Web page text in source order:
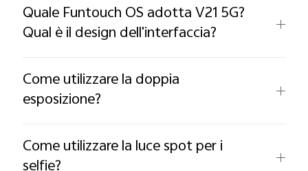
Quale Funtouch OS adotta V21 5G?
Qual è il design dell'interfaccia?
Come utilizzare la doppia
esposizione?
Come utilizzare la luce spot per i